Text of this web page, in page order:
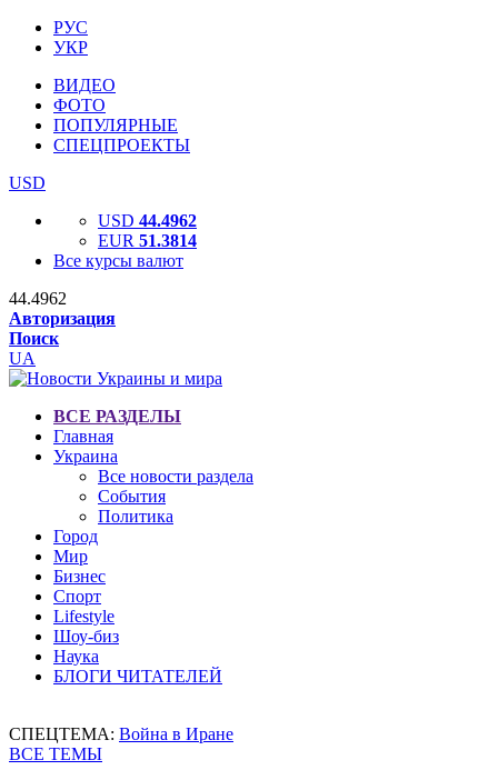
РУС
УКР
ВИДЕО
ФОТО
ПОПУЛЯРНЫЕ
СПЕЦПРОЕКТЫ
USD
USD 44.4962
EUR 51.3814
Все курсы валют
44.4962
Авторизация
Поиск
UA
ВСЕ РАЗДЕЛЫ
Главная
Украина
Все новости раздела
События
Политика
Город
Мир
Бизнес
Спорт
Lifestyle
Шоу-биз
Наука
БЛОГИ ЧИТАТЕЛЕЙ
СПЕЦТЕМА: Война в Иране
ВСЕ ТЕМЫ